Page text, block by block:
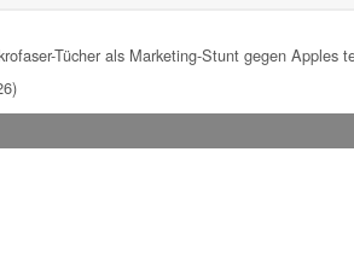
Tücher als Marketing-Stunt gegen Apples